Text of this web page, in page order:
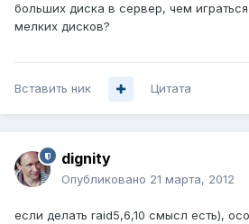
больших диска в сервер, чем
мелких дисков?
Вставить ник Цитата
dignity
Опубликовано 21 марта, 2012
если делать raid5,6,10 смысл есть),